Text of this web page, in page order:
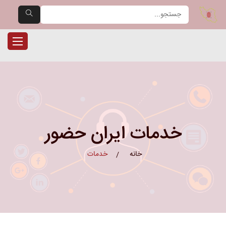
ایران حضور — مرجع تخصصی
ناوبری
خدمات ایران حضور
خانه خدمات